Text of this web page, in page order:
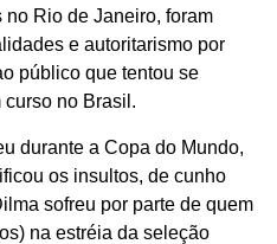
Rio de Janeiro, foram
e autoritarismo por
público que tentou se
curso no Brasil.
durante a Copa do Mundo,
os insultos, de cunho
sofreu por parte de quem
na estréia da seleção